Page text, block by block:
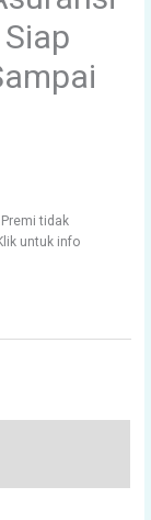
tidak
untuk info